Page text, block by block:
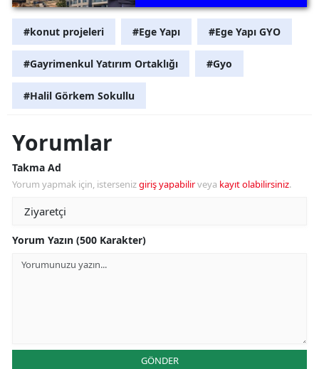
#konut projeleri #Ege Yapı #Ege Yapı GYO
#Gayrimenkul Yatırım Ortaklığı #Gyo
#Halil Görkem Sokullu
Yorumlar
Takma Ad
Yorum yapmak için, istersenizgiriş yapabilirveya kayıt olabilirsiniz.
Yorum Yazın (500 Karakter)
GÖNDER